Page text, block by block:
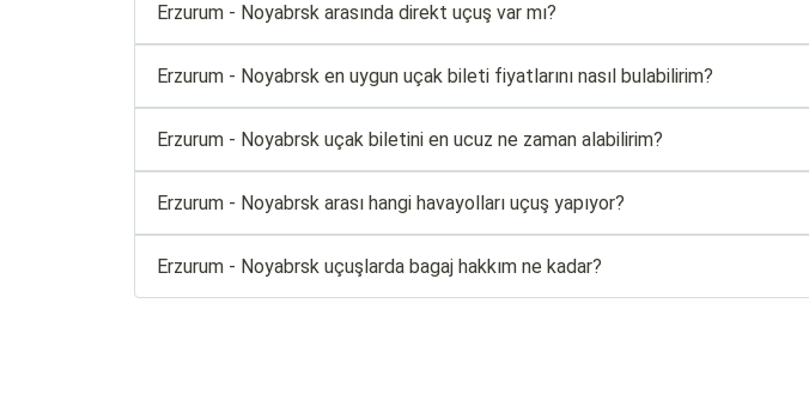
Erzurum - Noyabrsk arasında direkt uçuş var mı?
Erzurum - Noyabrsk en uygun uçak bileti fiyatlarını nasıl bulabilirim?
Erzurum - Noyabrsk uçak biletini en ucuz ne zaman alabilirim?
Erzurum - Noyabrsk arası hangi havayolları uçuş yapıyor?
Erzurum - Noyabrsk uçuşlarda bagaj hakkım ne kadar?